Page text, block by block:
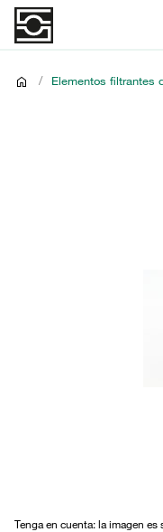
/ Elementos filtrantes
Tenga en cuenta: la imagen